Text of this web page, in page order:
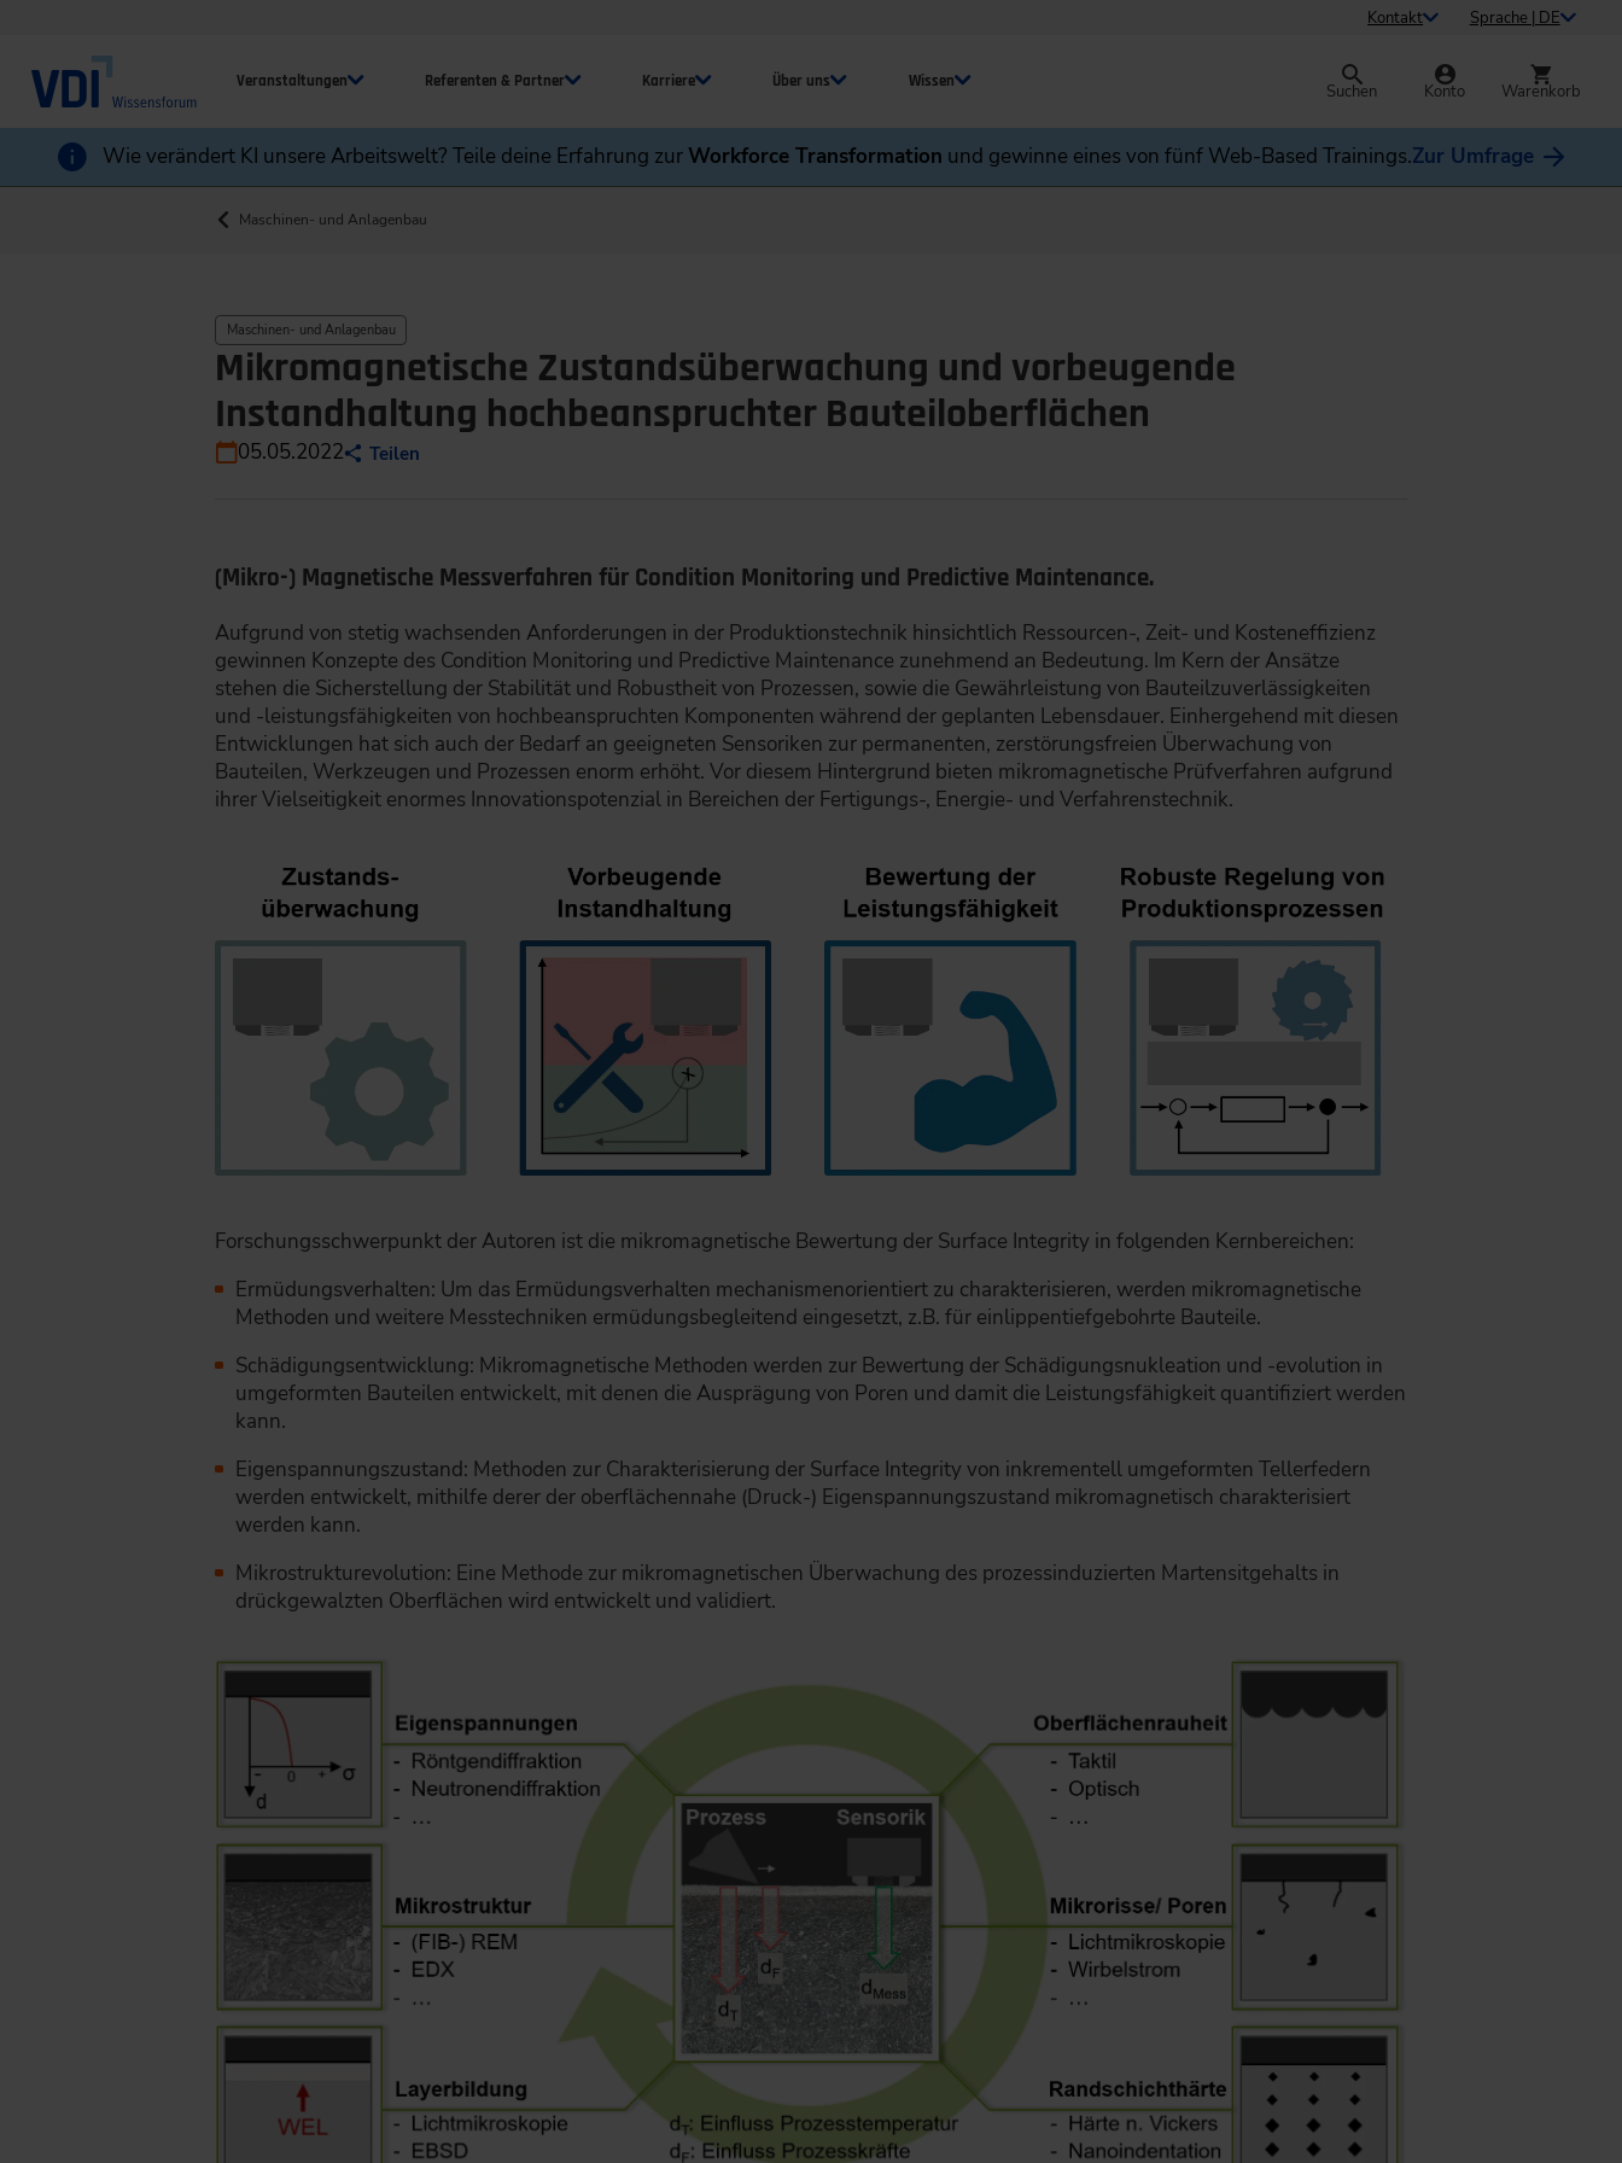
Kontakt Sprache | DE
Veranstaltungen Referenten & Partner Karriere Über uns Wissen Suchen Konto Warenkorb
Wie verändert KI unsere Arbeitswelt? Teile deine Erfahrung zurWorkforce Transformation und gewinne eines von fünf Web-Based Trainings.Zur Umfrage
Maschinen- und Anlagenbau
Maschinen- und Anlagenbau
Mikromagnetische Zustandsüberwachung und vorbeugende
Instandhaltung hochbeanspruchter Bauteiloberflächen
05.05.2022 Teilen
(Mikro-) Magnetische Messverfahren für Condition Monitoring und Predictive Maintenance.
Aufgrund von stetig wachsenden Anforderungen in der Produktionstechnik hinsichtlich Ressourcen-, Zeit- und Kosteneffizienz
gewinnen Konzepte des Condition Monitoring und Predictive Maintenance zunehmend an Bedeutung. Im Kern der Ansätze
stehen die Sicherstellung der Stabilität und Robustheit von Prozessen, sowie die Gewährleistung von Bauteilzuverlässigkeiten
und ‑leistungsfähigkeiten von hochbeanspruchten Komponenten während der geplanten Lebensdauer. Einhergehend mit diesen
Entwicklungen hat sich auch der Bedarf an geeigneten Sensoriken zur permanenten, zerstörungsfreien Überwachung von
Bauteilen, Werkzeugen und Prozessen enorm erhöht. Vor diesem Hintergrund bieten mikromagnetische Prüfverfahren aufgrund
ihrer Vielseitigkeit enormes Innovationspotenzial in Bereichen der Fertigungs-, Energie- und Verfahrenstechnik.
Forschungsschwerpunkt der Autoren ist die mikromagnetische Bewertung der Surface Integrity in folgenden Kernbereichen:
Ermüdungsverhalten: Um das Ermüdungsverhalten mechanismenorientiert zu charakterisieren, werden mikromagnetische
Methoden und weitere Messtechniken ermüdungsbegleitend eingesetzt, z.B. für einlippentiefgebohrte Bauteile.
Schädigungsentwicklung: Mikromagnetische Methoden werden zur Bewertung der Schädigungsnukleation und -evolution in
umgeformten Bauteilen entwickelt, mit denen die Ausprägung von Poren und damit die Leistungsfähigkeit quantifiziert werden
kann.
Eigenspannungszustand: Methoden zur Charakterisierung der Surface Integrity von inkrementell umgeformten Tellerfedern
werden entwickelt, mithilfe derer der oberflächennahe (Druck-) Eigenspannungszustand mikromagnetisch charakterisiert
werden kann.
Mikrostrukturevolution: Eine Methode zur mikromagnetischen Überwachung des prozessinduzierten Martensitgehalts in
drückgewalzten Oberflächen wird entwickelt und validiert.